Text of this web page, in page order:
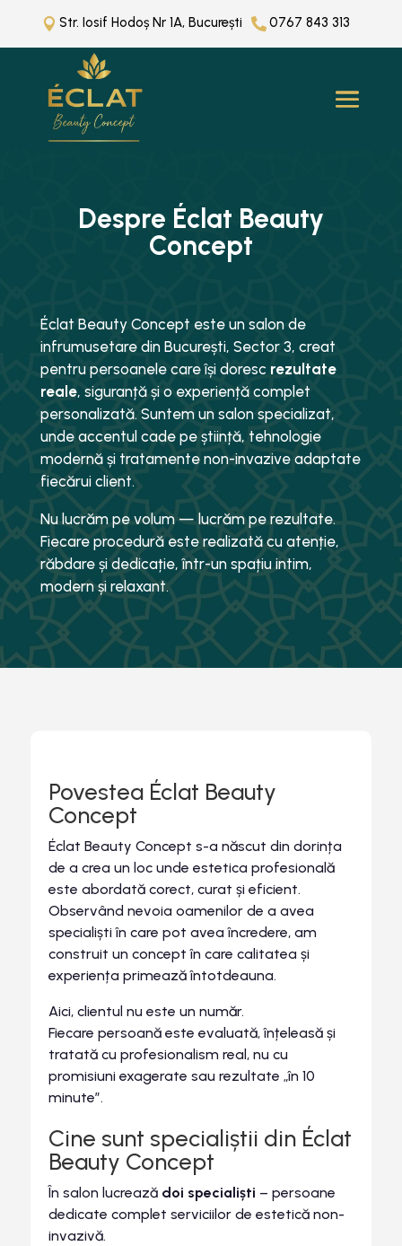
 Str. Iosif Hodoș Nr 1A, București 0767 843 313
Despre Éclat Beauty
Concept
Éclat Beauty Concept este un salon de
infrumusetare din București, Sector 3, creat
pentru persoanele care își doresc rezultate
reale, siguranță și o experiență complet
personalizată. Suntem un salon specializat,
unde accentul cade pe știință, tehnologie
modernă și tratamente non-invazive adaptate
fiecărui client.
Nu lucrăm pe volum — lucrăm pe rezultate.
Fiecare procedură este realizată cu atenție,
răbdare și dedicație, într-un spațiu intim,
modern și relaxant.
Povestea Éclat Beauty
Concept
Éclat Beauty Concept s-a născut din dorința
de a crea un loc unde estetica profesională
este abordată corect, curat și eficient.
Observând nevoia oamenilor de a avea
specialiști în care pot avea încredere, am
construit un concept în care calitatea și
experiența primează întotdeauna.
Aici, clientul nu este un număr.
Fiecare persoană este evaluată, înțeleasă și
tratată cu profesionalism real, nu cu
promisiuni exagerate sau rezultate „în 10
minute”.
Cine sunt specialiștii din Éclat
Beauty Concept
În salon lucrează doi specialiști – persoane
dedicate complet serviciilor de estetică non-
invazivă.